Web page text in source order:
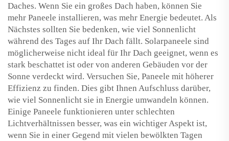
Daches. Wenn Sie ein großes Dach haben, können Sie
mehr Paneele installieren, was mehr Energie bedeutet. Als
Nächstes sollten Sie bedenken, wie viel Sonnenlicht
während des Tages auf Ihr Dach fällt. Solarpaneele sind
möglicherweise nicht ideal für Ihr Dach geeignet, wenn es
stark beschattet ist oder von anderen Gebäuden vor der
Sonne verdeckt wird. Versuchen Sie, Paneele mit höherer
Effizienz zu finden. Dies gibt Ihnen Aufschluss darüber,
wie viel Sonnenlicht sie in Energie umwandeln können.
Einige Paneele funktionieren unter schlechten
Lichtverhältnissen besser, was ein wichtiger Aspekt ist,
wenn Sie in einer Gegend mit vielen bewölkten Tagen